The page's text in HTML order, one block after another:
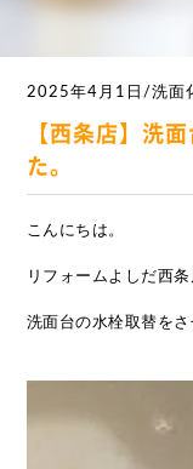
2025年4月1日/洗面
【西条店】洗
た。
こんにちは。
リフォームよしだ西条
洗面台の水栓取替をさ